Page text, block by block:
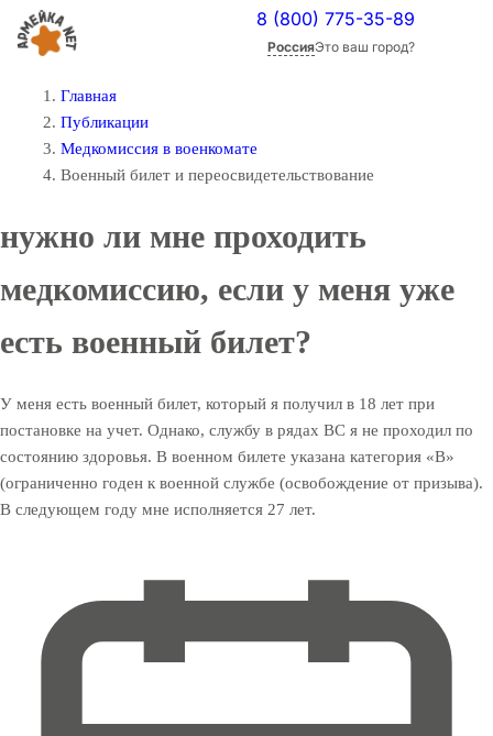
8 (800) 775-35-89
РоссияЭто ваш город?
Главная
Публикации
Медкомиссия в военкомате
Военный билет и переосвидетельствование
нужно ли мне проходить
медкомиссию, если у меня уже
есть военный билет?
У меня есть военный билет, который я получил в 18 лет при
постановке на учет. Однако, службу в рядах ВС я не проходил по
состоянию здоровья. В военном билете указана категория «В»
(ограниченно годен к военной службе (освобождение от призыва).
В следующем году мне исполняется 27 лет.